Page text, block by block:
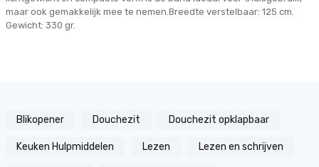
maar ook gemakkelijk mee te nemen.Breedte verstelbaar: 125 cm.
Gewicht: 330 gr.
Blikopener Douchezit Douchezit opklapbaar
Keuken Hulpmiddelen Lezen Lezen en schrijven